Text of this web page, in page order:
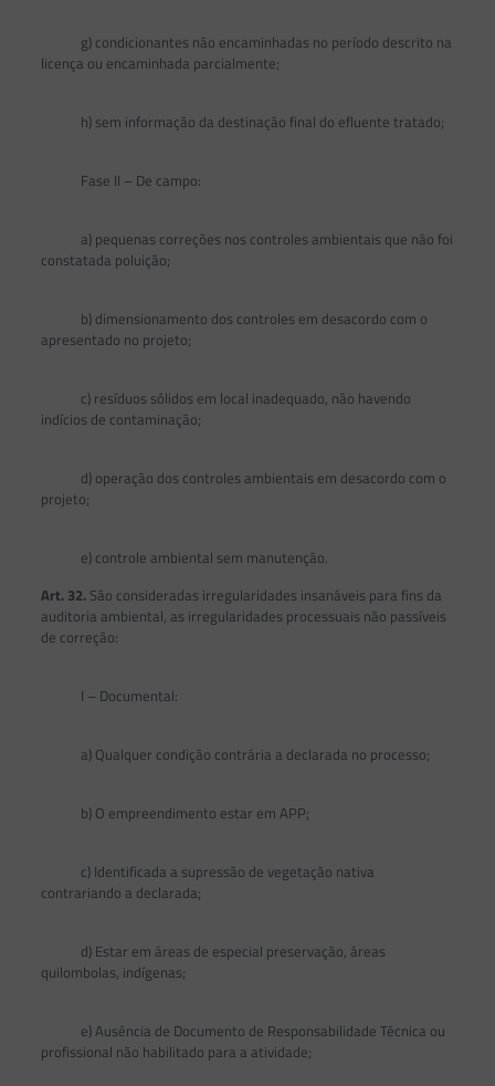
g) condicionantes não encaminhadas no período descrito na
licença ou encaminhada parcialmente;
h) sem informação da destinação final do efluente tratado;
Fase II – De campo:
a) pequenas correções nos controles ambientais que não foi
constatada poluição;
b) dimensionamento dos controles em desacordo com o
apresentado no projeto;
c) resíduos sólidos em local inadequado, não havendo
indícios de contaminação;
d) operação dos controles ambientais em desacordo com o
projeto;
e) controle ambiental sem manutenção.
Art. 32.São consideradas irregularidades insanáveis para fins da
auditoria ambiental, as irregularidades processuais não passíveis
de correção:
I – Documental:
a) Qualquer condição contrária a declarada no processo;
b) O empreendimento estar em APP;
c) Identificada a supressão de vegetação nativa
contrariando a declarada;
d) Estar em áreas de especial preservação, áreas
quilombolas, indígenas;
e) Ausência de Documento de Responsabilidade Técnica ou
profissional não habilitado para a atividade;